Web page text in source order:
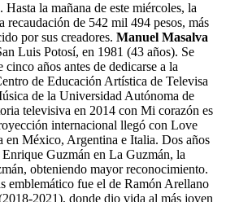
la mañana de este miércoles, la
recaudación de 542 mil 494 pesos, más
por sus creadores. Manuel Masalva
Luis Potosí, en 1981 (43 años). Se
años antes de dedicarse a la
de Educación Artística de Televisa
de la Universidad Autónoma de
televisiva en 2014 con Mi corazón es
internacional llegó con Love
en México, Argentina e Italia. Dos años
Guzmán en La Guzmán, la
obteniendo mayor reconocimiento.
emblemático fue el de Ramón Arellano
2021), donde dio vida al más joven